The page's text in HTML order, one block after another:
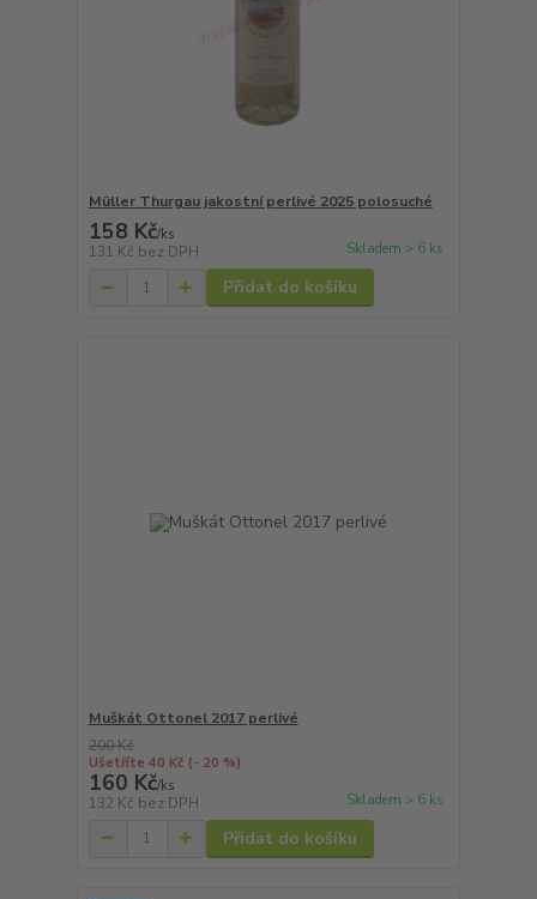
Müller Thurgau jakostní perlivé 2025 polosuché
158 Kč/ks
131 Kč bez DPH Skladem > 6 ks
Přidat do košíku
Muškát Ottonel 2017 perlivé
200 Kč
Ušetříte 40 Kč (- 20 %)
160 Kč/ks
132 Kč bez DPH Skladem > 6 ks
Přidat do košíku